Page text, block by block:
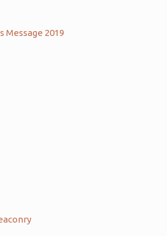
Message 2019